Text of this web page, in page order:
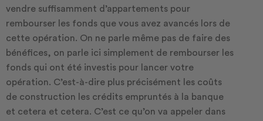
vendre suffisamment d’appartements pour
rembourser les fonds que vous avez avancés lors de
cette opération. On ne parle même pas de faire des
bénéfices, on parle ici simplement de rembourser les
fonds qui ont été investis pour lancer votre
opération. C’est-à-dire plus précisément les coûts
de construction les crédits empruntés à la banque
et cetera et cetera. C’est ce qu’on va appeler dans